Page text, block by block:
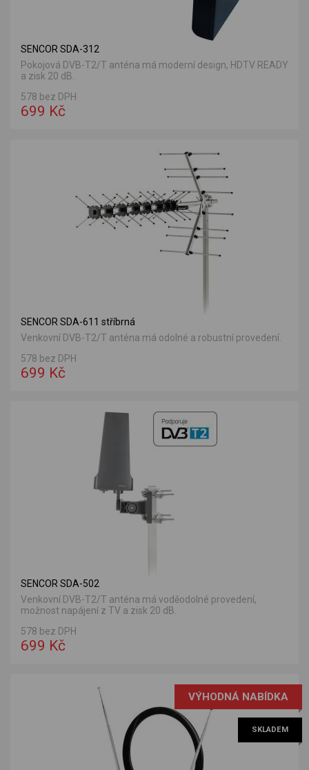
SENCOR SDA-312
Pokojová DVB-T2/T anténa má moderní design, HDTV READY
a zisk 20 dB.
578 bez DPH
699 Kč
SENCOR SDA-611 stříbrná
Venkovní DVB-T2/T anténa má odolné a robustní provedení.
578 bez DPH
699 Kč
SENCOR SDA-502
Venkovní DVB-T2/T anténa má voděodolné provedení,
možnost napájení z TV a zisk 20 dB.
578 bez DPH
699 Kč
VÝHODNÁ NABÍDKA
SKLADEM